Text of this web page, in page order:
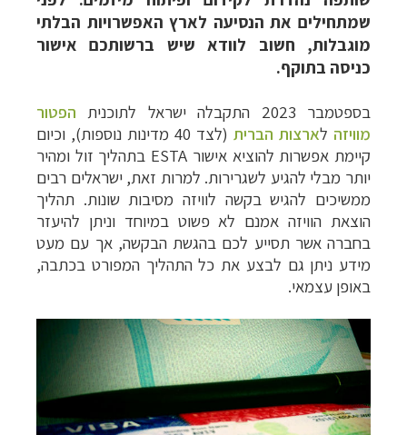
שמתחילים את הנסיעה לארץ האפשרויות הבלתי
מוגבלות, חשוב לוודא שיש ברשותכם אישור
כניסה בתוקף.
בספטמבר 2023 התקבלה ישראל לתוכנית
הפטור
מוויזה לארצות הברית
(לצד 40 מדינות נוספות), וכיום
קיימת אפשרות להוציא אישור ESTA בתהליך זול ומהיר
יותר מבלי להגיע לשגרירות. למרות זאת, ישראלים רבים
ממשיכים להגיש בקשה לוויזה מסיבות שונות. תהליך
הוצאת הוויזה אמנם לא פשוט במיוחד וניתן להיעזר
בחברה אשר תסייע לכם בהגשת הבקשה, אך עם מעט
מידע ניתן גם לבצע את כל התהליך המפורט בכתבה,
באופן עצמאי.